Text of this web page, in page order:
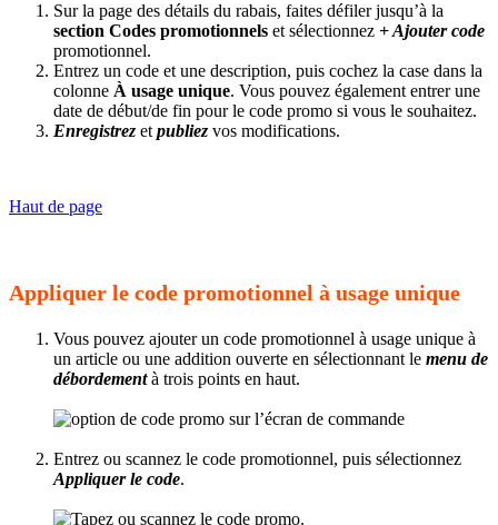
Sur la page des détails du rabais, faites défiler jusqu’à la
section Codes promotionnels et sélectionnez + Ajouter code
promotionnel.
Entrez un code et une description, puis cochez la case dans la
colonne À usage unique. Vous pouvez également entrer une
date de début/de fin pour le code promo si vous le souhaitez.
Enregistrez et publiez vos modifications.
Haut de page
Appliquer le code promotionnel à usage unique
Vous pouvez ajouter un code promotionnel à usage unique à
un article ou une addition ouverte en sélectionnant le menu de
débordementà trois points en haut.
Entrez ou scannez le code promotionnel, puis sélectionnez
Appliquer le code.